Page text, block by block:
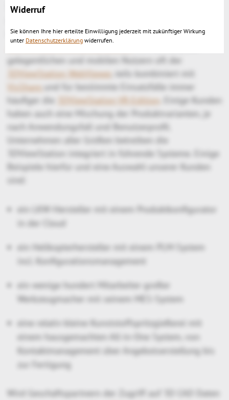
Sekunden vollständig laden lässt. Je nach Bedarf
in der Mehrzahl aller Fälle kommt die klassische
3DViewStation Desktop Version
gelegentlichen und mobilen Nutzern oft der
3DViewStation WebViewer, teils kombiniert mit
VisShare und für bestimmte Einsatzfälle immer
häufiger die
3DViewStation VR-Edition . Einige Kunden
haben auch eine Mischung der Produktvarianten, je
nach Anwendungsfall und Benutzerprofil.
Unternehmen aller Größen betreiben die
3DViewStation integriert in führende Systeme. Einige
Beispiele hierfür und eine Auswahl unserer Kunden
sind:
ein LKW-Hersteller mit einem Produktkonfigurator
in der Cloud
ein Helikopterhersteller mit einem PLM-System
incl. Konfigurationsmanagement
ein wenige hundert Mitarbeiter großer
Werkzeugmacher mit seinem MES-System
eine relativ kleine Kunststoffspritzgießerei mit
einem hausgemachten All-in-One System, von
Kontaktmanagement über Angebotserstellung bis
zur Fertigung
Wird Geschäftspartnern der Zugriff auf 3D CAD Daten
Widerruf
Sie können Ihre hier erteilte Einwilligung jederzeit mit zukünftiger Wirkung
unter Datenschutzerklärung widerrufen.